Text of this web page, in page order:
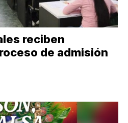
reciben
de admisión